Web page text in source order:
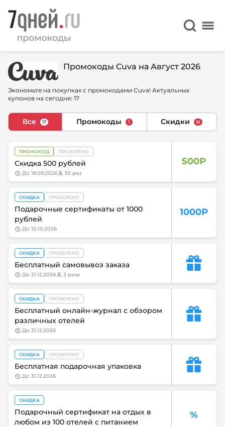
Промокоды Cuva на Август 2026
Экономьте на покупках с промокодами Cuva! Актуальных
купонов на сегодня: 17
Все 17 Промокоды 1 Скидки 16
500Р
ПРОМОКОД ПРОВЕРЕНО
Скидка 500 рублей
до 18.09.2026 55 раз
1000Р
СКИДКА ПРОВЕРЕНО
Подарочные сертификаты от 1000
рублей
до 10.10.2026
СКИДКА ПРОВЕРЕНО
Бесплатный самовывоз заказа
до 31.12.2026 3 раза
СКИДКА ПРОВЕРЕНО
Бесплатный онлайн-журнал с обзором
различных отелей
до 31.12.2026
СКИДКА ПРОВЕРЕНО
Бесплатная подарочная упаковка
до 31.12.2026
%
СКИДКА
Подарочный сертификат на отдых в
любом из 100 отелей с питанием